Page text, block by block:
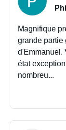
Magnifique
grande partie
d'Emmanuel.
état
nombreu...